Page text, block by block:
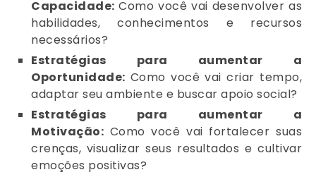
Capacidade: Como você vai desenvolver as
habilidades, conhecimentos e recursos
necessários?
Estratégias para aumentar a
Oportunidade: Como você vai criar tempo,
adaptar seu ambiente e buscar apoio social?
Estratégias para aumentar a
Motivação: Como você vai fortalecer suas
crenças, visualizar seus resultados e cultivar
emoções positivas?